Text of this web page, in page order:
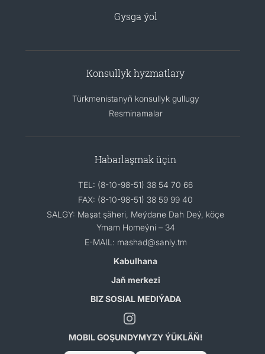
Gysga ýol
Konsullyk hyzmatlary
Türkmenistanyň konsullyk gullugy
Resminamalar
Habarlaşmak üçin
TEL: (8-10-98-51) 38 54 70 66
FAX: (8-10-98-51) 38 59 99 40
SALGY: Maşat şäheri, Meýdane Dah Deý, köçe
Ymam Homeýni – 34
E-MAIL: mashad@sanly.tm
Kabulhana
Jaň merkezi
BIZ SOSIAL MEDIÝADA
MOBIL GOŞUNDYMYZY ÝÜKLÄŇ!